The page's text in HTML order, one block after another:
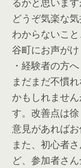
どうぞ気楽な
わからないこ
谷町にお声がけ
・経験者の方へ
まだまだ不慣
かもしれませ
す。改善点は
意見があればお
また、初心者
ど、参加者さ